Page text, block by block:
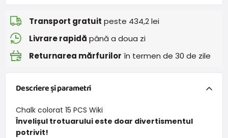
Transport gratuit peste 434,2 lei
Livrare rapidă până a doua zi
Returnarea mărfurilor în termen de 30 de zile
Descriere și parametri
Chalk colorat 15 PCS Wiki
Învelișul trotuarului este doar divertismentul
potrivit!